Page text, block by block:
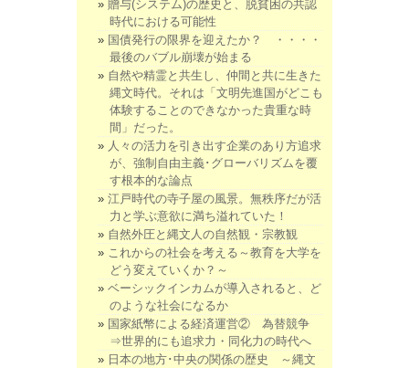
贈与(システム)の歴史と、脱貧困の共認
時代における可能性
国債発行の限界を迎えたか？ ・・・・
最後のバブル崩壊が始まる
自然や精霊と共生し、仲間と共に生きた
縄文時代。それは「文明先進国がどこも
体験することのできなかった貴重な時
間」だった。
人々の活力を引き出す企業のあり方追求
が、強制自由主義･グローバリズムを覆
す根本的な論点
江戸時代の寺子屋の風景。無秩序だが活
力と学ぶ意欲に満ち溢れていた！
自然外圧と縄文人の自然観・宗教観
これからの社会を考える～教育を大学を
どう変えていくか？～
ベーシックインカムが導入されると、ど
のような社会になるか
国家紙幣による経済運営② 為替競争
⇒世界的にも追求力・同化力の時代へ
日本の地方･中央の関係の歴史 ～縄文